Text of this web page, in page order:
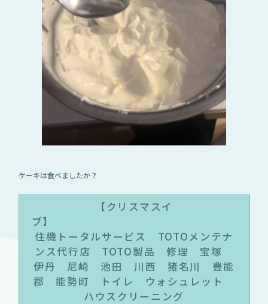
ケーキは食べましたか？
【クリスマスイ
住機トータルサービス TOTOメンテナ
ンス代行店 TOTO製品 修理 宝塚
伊丹 尼崎 池田 川西 猪名川 豊能
郡 能勢町 トイレ ウォシュレット
ハウスクリーニング